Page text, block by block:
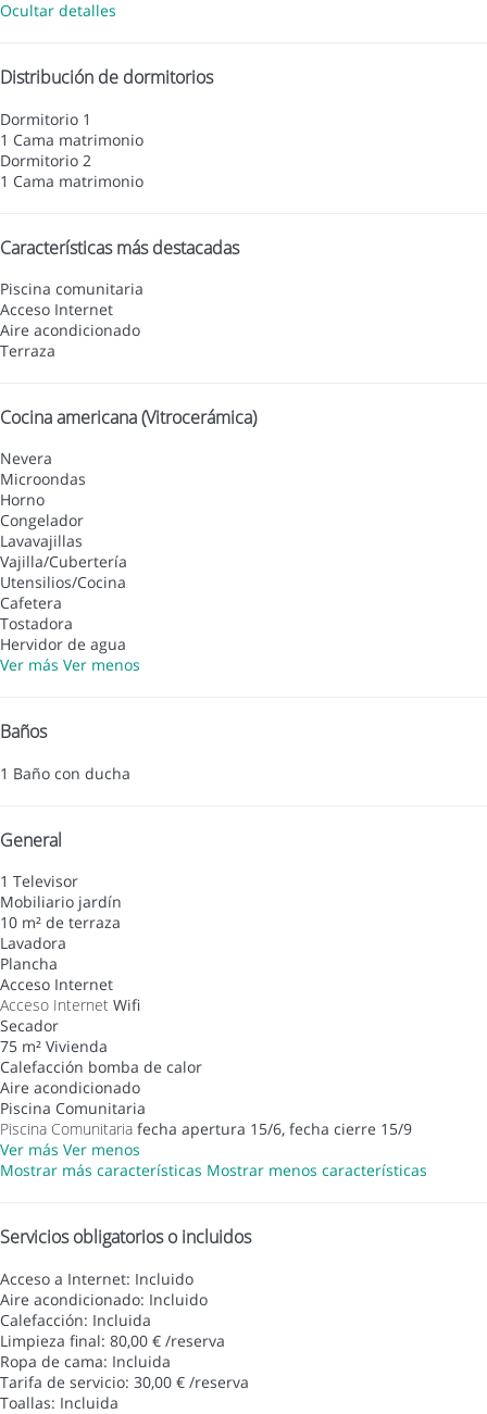
Ocultar detalles
Distribución de dormitorios
Dormitorio 1
1 Cama matrimonio
Dormitorio 2
1 Cama matrimonio
Características más destacadas
Piscina comunitaria
Acceso Internet
Aire acondicionado
Terraza
Cocina americana (Vitrocerámica)
Nevera
Microondas
Horno
Congelador
Lavavajillas
Vajilla/Cubertería
Utensilios/Cocina
Cafetera
Tostadora
Hervidor de agua
Ver más Ver menos
Baños
1 Baño con ducha
General
1 Televisor
Mobiliario jardín
10 m² de terraza
Lavadora
Plancha
Acceso Internet
Acceso Internet Wifi
Secador
75 m² Vivienda
Calefacción bomba de calor
Aire acondicionado
Piscina Comunitaria
Piscina Comunitaria fecha apertura 15/6, fecha cierre 15/9
Ver más Ver menos
Mostrar más características Mostrar menos características
Servicios obligatorios o incluidos
Acceso a Internet: Incluido
Aire acondicionado: Incluido
Calefacción: Incluida
Limpieza final: 80,00 € /reserva
Ropa de cama: Incluida
Tarifa de servicio: 30,00 € /reserva
Toallas: Incluida